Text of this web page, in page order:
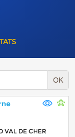
OK
VAL DE CHER